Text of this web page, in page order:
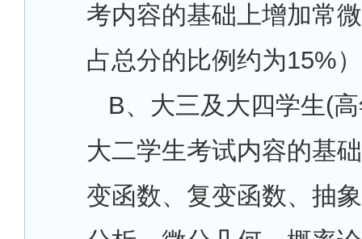
考内容的基础上增加常
占总分的比例约为15%
B、大三及大四学生(
大二学生考试内容的基
变函数、复变函数、抽